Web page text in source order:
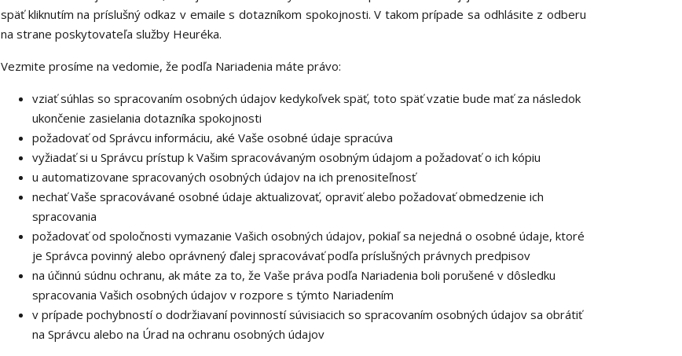
späť kliknutím na príslušný odkaz v emaile s dotazníkom spokojnosti. V takom prípade sa odhlásite z odberu
na strane poskytovateľa služby Heuréka.
Vezmite prosíme na vedomie, že podľa Nariadenia máte právo:
vziať súhlas so spracovaním osobných údajov kedykoľvek späť, toto späť vzatie bude mať za následok
ukončenie zasielania dotazníka spokojnosti
požadovať od Správcu informáciu, aké Vaše osobné údaje spracúva
vyžiadať si u Správcu prístup k Vašim spracovávaným osobným údajom a požadovať o ich kópiu
u automatizovane spracovaných osobných údajov na ich prenositeľnosť
nechať Vaše spracovávané osobné údaje aktualizovať, opraviť alebo požadovať obmedzenie ich
spracovania
požadovať od spoločnosti vymazanie Vašich osobných údajov, pokiaľ sa nejedná o osobné údaje, ktoré
je Správca povinný alebo oprávnený ďalej spracovávať podľa príslušných právnych predpisov
na účinnú súdnu ochranu, ak máte za to, že Vaše práva podľa Nariadenia boli porušené v dôsledku
spracovania Vašich osobných údajov v rozpore s týmto Nariadením
v prípade pochybností o dodržiavaní povinností súvisiacich so spracovaním osobných údajov sa obrátiť
na Správcu alebo na Úrad na ochranu osobných údajov